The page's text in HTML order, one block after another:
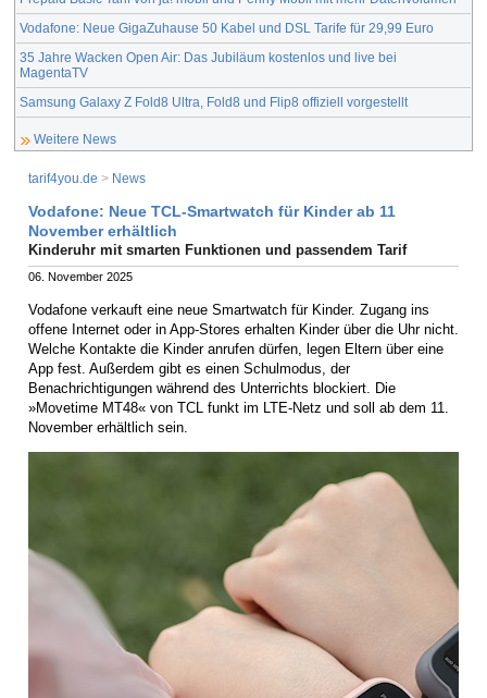
Vodafone: Neue GigaZuhause 50 Kabel und DSL Tarife für 29,99 Euro
35 Jahre Wacken Open Air: Das Jubiläum kostenlos und live bei
MagentaTV
Samsung Galaxy Z Fold8 Ultra, Fold8 und Flip8 offiziell vorgestellt
Weitere News
tarif4you.de > News
Vodafone: Neue TCL-Smartwatch für Kinder ab 11
November erhältlich
Kinderuhr mit smarten Funktionen und passendem Tarif
06. November 2025
Vodafone verkauft eine neue Smartwatch für Kinder. Zugang ins
offene Internet oder in App-Stores erhalten Kinder über die Uhr nicht.
Welche Kontakte die Kinder anrufen dürfen, legen Eltern über eine
App fest. Außerdem gibt es einen Schulmodus, der
Benachrichtigungen während des Unterrichts blockiert. Die
»Movetime MT48« von TCL funkt im LTE-Netz und soll ab dem 11.
November erhältlich sein.